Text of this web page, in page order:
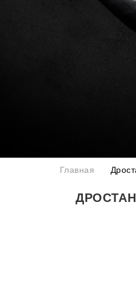
Главная